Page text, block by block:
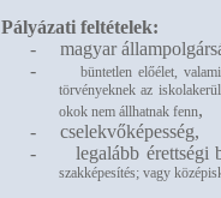
Pályázati feltételek:
-
magyar
-
büntetlen előélet,
törvényeknek az
okok nem állhatnak fenn,
-
cselekvőképesség,
-
legalább érettségi
szakképesítés; vagy